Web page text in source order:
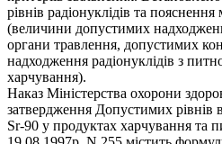
рівнів радіонуклідів та
(величини допустимих
органи травлення, допустимих
надходження радіонуклідів з
харчування).
Наказ Міністерства охорони
затвердження Допустимих рівнів
Sr-90 у продуктах харчування та